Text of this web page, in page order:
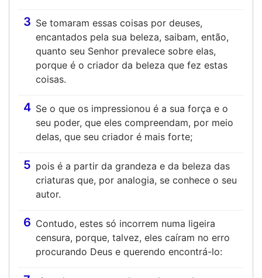
3 Se tomaram essas coisas por deuses,
encantados pela sua beleza, saibam, então,
quanto seu Senhor prevalece sobre elas,
porque é o criador da beleza que fez estas
coisas.
4 Se o que os impressionou é a sua força e o
seu poder, que eles compreendam, por meio
delas, que seu criador é mais forte;
5 pois é a partir da grandeza e da beleza das
criaturas que, por analogia, se conhece o seu
autor.
6 Contudo, estes só incorrem numa ligeira
censura, porque, talvez, eles caíram no erro
procurando Deus e querendo encontrá-lo: